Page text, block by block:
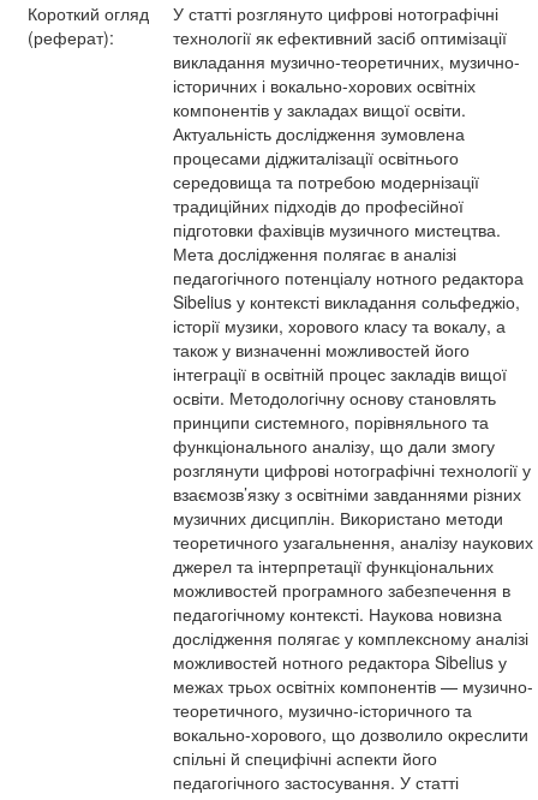
Короткий огляд
(реферат):
У статті розглянуто цифрові нотографічні
технології як ефективний засіб оптимізації
викладання музично-теоретичних, музично-
історичних і вокально-хорових освітніх
компонентів у закладах вищої освіти.
Актуальність дослідження зумовлена
процесами діджиталізації освітнього
середовища та потребою модернізації
традиційних підходів до професійної
підготовки фахівців музичного мистецтва.
Мета дослідження полягає в аналізі
педагогічного потенціалу нотного редактора
Sibelius у контексті викладання сольфеджіо,
історії музики, хорового класу та вокалу, а
також у визначенні можливостей його
інтеграції в освітній процес закладів вищої
освіти. Методологічну основу становлять
принципи системного, порівняльного та
функціонального аналізу, що дали змогу
розглянути цифрові нотографічні технології у
взаємозв’язку з освітніми завданнями різних
музичних дисциплін. Використано методи
теоретичного узагальнення, аналізу наукових
джерел та інтерпретації функціональних
можливостей програмного забезпечення в
педагогічному контексті. Наукова новизна
дослідження полягає у комплексному аналізі
можливостей нотного редактора Sibelius у
межах трьох освітніх компонентів — музично-
теоретичного, музично-історичного та
вокально-хорового, що дозволило окреслити
спільні й специфічні аспекти його
педагогічного застосування. У статті